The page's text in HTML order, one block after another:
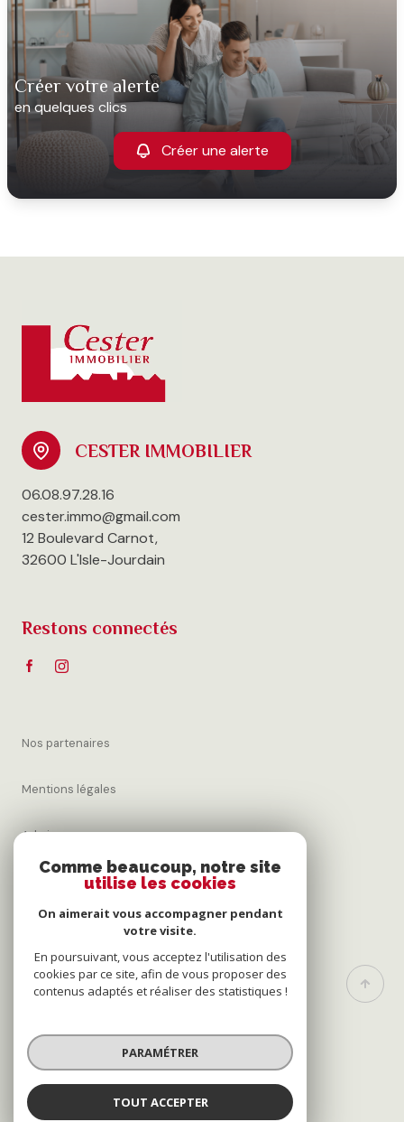
créer votre alerte
en quelques clics
Créer une alerte
CESTER IMMOBILIER
06.08.97.28.16
cester.immo@gmail.com
12 Boulevard Carnot,
32600 L'Isle-Jourdain
Restons connectés
Nos partenaires
Mentions légales
Admin
Nos honoraires
Cookies
© 2026 | Tous droits réservés
Réalisé par
Comme beaucoup, notre site
utilise les cookies
On aimerait vous accompagner pendant
votre visite.
En poursuivant, vous acceptez l'utilisation des
cookies par ce site, afin de vous proposer des
contenus adaptés et réaliser des statistiques !
PARAMÉTRER
TOUT ACCEPTER